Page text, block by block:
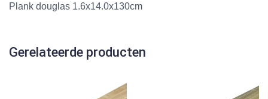
Plank douglas 1.6x14.0x130cm
Gerelateerde producten